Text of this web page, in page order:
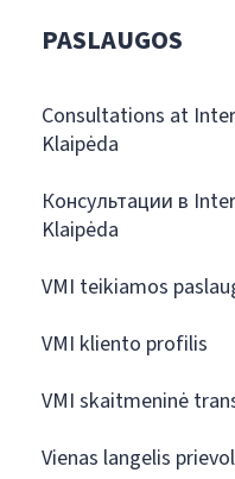
PASLAUGOS
Consultations at
Klaipėda
Консультации в
Klaipėda
VMI teikiamos
VMI kliento profilis
VMI skaitmeninė
Vienas langelis